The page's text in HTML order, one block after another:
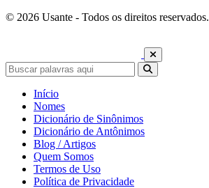
© 2026 Usante - Todos os direitos reservados.
Início
Nomes
Dicionário de Sinônimos
Dicionário de Antônimos
Blog / Artigos
Quem Somos
Termos de Uso
Política de Privacidade